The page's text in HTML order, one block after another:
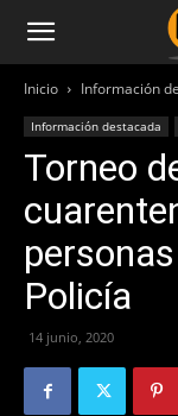
Inicio Información
Información destacada
Torneo
Policía
14 junio, 2020